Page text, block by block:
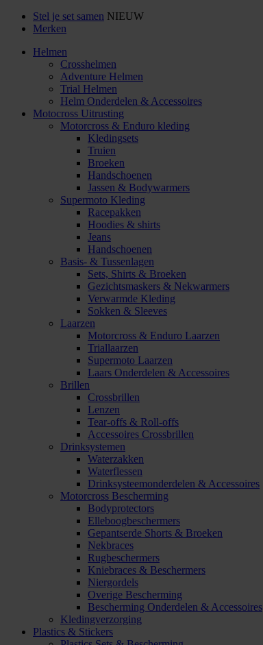
Stel je set samen NIEUW
Merken
Helmen
Crosshelmen
Adventure Helmen
Trial Helmen
Helm Onderdelen & Accessoires
Motocross Uitrusting
Motorcross & Enduro kleding
Kledingsets
Truien
Broeken
Handschoenen
Jassen & Bodywarmers
Supermoto Kleding
Racepakken
Hoodies & shirts
Jeans
Handschoenen
Basis- & Tussenlagen
Sets, Shirts & Broeken
Gezichtsmaskers & Nekwarmers
Verwarmde Kleding
Sokken & Sleeves
Laarzen
Motorcross & Enduro Laarzen
Triallaarzen
Supermoto Laarzen
Laars Onderdelen & Accessoires
Brillen
Crossbrillen
Lenzen
Tear-offs & Roll-offs
Accessoires Crossbrillen
Drinksystemen
Waterzakken
Waterflessen
Drinksysteemonderdelen & Accessoires
Motorcross Bescherming
Bodyprotectors
Elleboogbeschermers
Gepantserde Shorts & Broeken
Nekbraces
Rugbeschermers
Kniebraces & Beschermers
Niergordels
Overige Bescherming
Bescherming Onderdelen & Accessoires
Kledingverzorging
Plastics & Stickers